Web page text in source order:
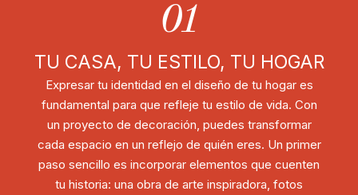
01
TU CASA, TU ESTILO, TU HOGAR
Expresar tu identidad en el diseño de tu hogar es
fundamental para que refleje tu estilo de vida. Con
un proyecto de decoración, puedes transformar
cada espacio en un reflejo de quién eres. Un primer
paso sencillo es incorporar elementos que cuenten
tu historia: una obra de arte inspiradora, fotos